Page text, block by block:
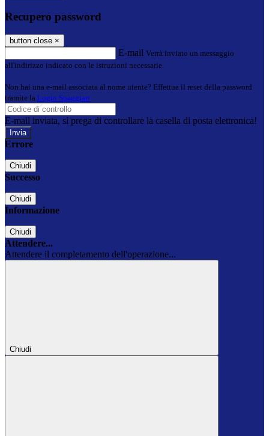
Recupero password
button close ×
E-mail Verrà inviato un messaggio
all'indirizzo indicato con le istruzioni necessarie.
Non hai una e-mail associata al nome utente? Effettua il reset della password
tramite la Login Spaggiari
E-mail inviata, si prega di controllare la casella di posta elettronica!
Errore
Chiudi
Successo
Chiudi
Informazione
Chiudi
Attendere...
Attendere il completamento dell'operazione...
Chiudi